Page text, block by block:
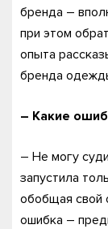
бренда –
при этом
опыта
бренда
– Какие
– Не могу
запустила
обобщая свой
ошибка –